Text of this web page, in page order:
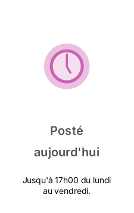
Posté
aujourd'hui
Jusqu'à 17h00 du lundi
au vendredi.